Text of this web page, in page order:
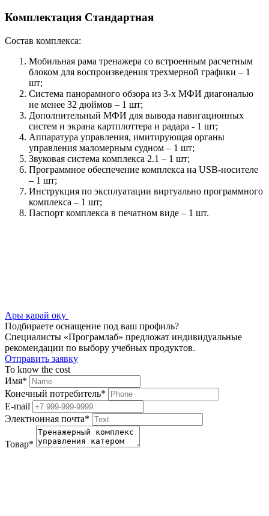
Комплектация Стандартная
Состав комплекса:
Мобильная рама тренажера со встроенным расчетным
блоком для воспроизведения трехмерной графики – 1
шт;
Система панорамного обзора из 3-х МФИ диагональю
не менее 32 дюймов – 1 шт;
Дополнительный МФИ для вывода навигационных
систем и экрана картплоттера и радара - 1 шт;
Аппаратура управления, имитирующая органы
управления маломерным судном – 1 шт;
Звуковая система комплекса 2.1 – 1 шт;
Программное обеспечение комплекса на USB-носителе
– 1 шт;
Инструкция по эксплуатации виртуально программного
комплекса – 1 шт;
Паспорт комплекса в печатном виде – 1 шт.
Ары қарай оқу
Подбираете оснащение под ваш профиль?
Специалисты «Програмлаб» предложат индивидуальные
рекомендации по выбору учебных продуктов.
Отправить заявку
To know the cost
Имя*
Конечный потребитель*
E-mail
Электнонная почта*
Товар*